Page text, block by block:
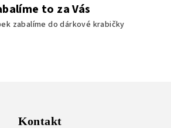
to za Vás
zabalíme do dárkové krabičky
Kontakt